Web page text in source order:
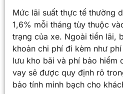
Mức lãi suất thực tế thường
1,6% mỗi tháng tùy thuộc
trạng của xe. Ngoài tiền lãi,
khoản chi phí đi kèm như
lưu kho bãi và phí bảo hiểm
vay sẽ được quy định rõ
bảo tính minh bạch cho